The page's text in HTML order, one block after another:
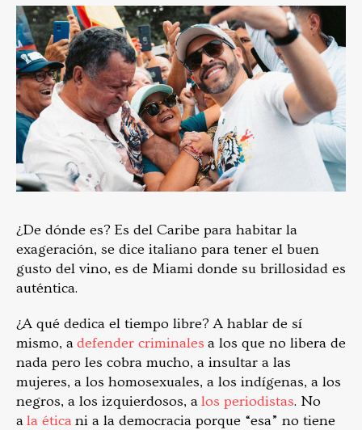
¿De dónde es? Es del Caribe para habitar la
exageración, se dice italiano para tener el buen
gusto del vino, es de Miami donde su brillosidad es
auténtica.
¿A qué dedica el tiempo libre? A hablar de sí
mismo, adefender criminales a los que no libera de
nada pero les cobra mucho, a insultar a las
mujeres, a los homosexuales, a los indígenas, a los
negros, a los izquierdosos, alos periodistas. No
ala ética ni a la democracia porque “esa” no tiene